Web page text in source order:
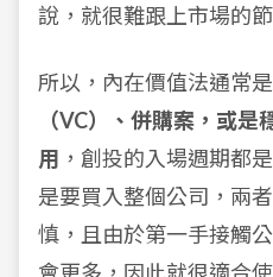
說，就很難跟上市場的節
所以，內在價值法通常是
（VC）、併購案，或
用 ，創投的入場週期都
是要買入整個公司，兩
慎，且由於第一手接觸